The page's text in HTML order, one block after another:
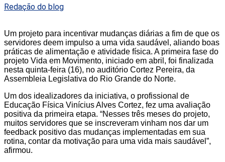
Redação do blog
Um projeto para incentivar mudanças diárias a fim de que os
servidores deem impulso a uma vida saudável, aliando boas
práticas de alimentação e atividade física. A primeira fase do
projeto Vida em Movimento, iniciado em abril, foi finalizada
nesta quinta-feira (16), no auditório Cortez Pereira, da
Assembleia Legislativa do Rio Grande do Norte.
Um dos idealizadores da iniciativa, o profissional de
Educação Física Vinícius Alves Cortez, fez uma avaliação
positiva da primeira etapa. “Nesses três meses do projeto,
muitos servidores que se inscreveram vinham nos dar um
feedback positivo das mudanças implementadas em sua
rotina, contar da motivação para uma vida mais saudável”,
afirmou.